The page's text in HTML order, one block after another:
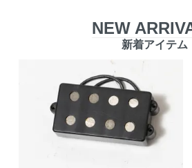
NEW
新着アイテム